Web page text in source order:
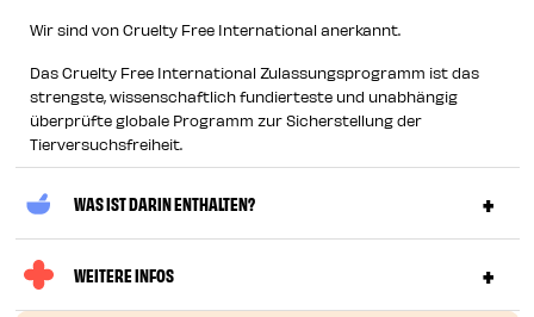
Wir sind von Cruelty Free International anerkannt.
Das Cruelty Free International Zulassungsprogramm ist das
strengste, wissenschaftlich fundierteste und unabhängig
überprüfte globale Programm zur Sicherstellung der
Tierversuchsfreiheit.
WAS IST DARIN ENTHALTEN?
WEITERE INFOS